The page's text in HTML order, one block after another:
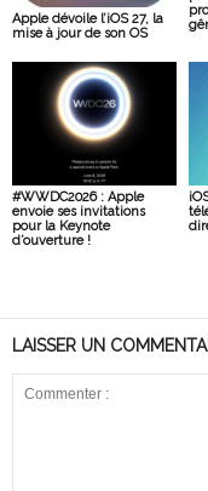
Apple dévoile l’iOS 27, la
mise à jour de son OS
#WWDC2026 : Apple
envoie ses invitations
pour la Keynote
d’ouverture !
LAISSER UN